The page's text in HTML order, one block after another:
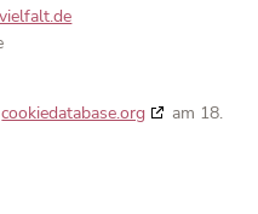
cookiedatabase.org
am 18.